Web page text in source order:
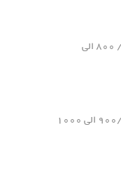
✳️ یونولیت تیرچه کرومیت یک متری/ ۸۰۰ الی
✳️ یونولیت تیرچه کرومیت یک متری/۹۰۰ الی ۱۰۰۰